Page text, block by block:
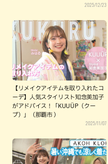
2025/12/23
【リメイクアイテムを取り入れたコ
ーデ】人気スタイリスト知念美加子
がアドバイス！「KUUÜP（クー
プ）」（那覇市 ）
2025/11/07